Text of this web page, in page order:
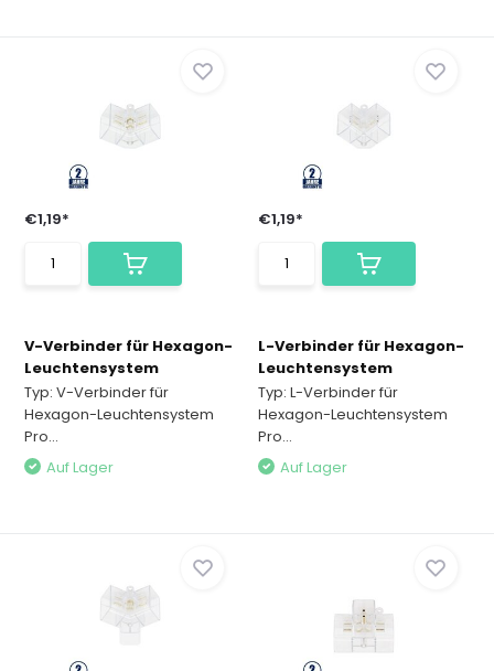
€1,19*
V-Verbinder für Hexagon-
Leuchtensystem
Typ: V-Verbinder für
Hexagon-Leuchtensystem
Pro...
Auf Lager
€1,19*
L-Verbinder für Hexagon-
Leuchtensystem
Typ: L-Verbinder für
Hexagon-Leuchtensystem
Pro...
Auf Lager